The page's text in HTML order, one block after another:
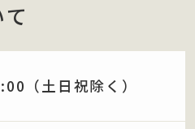
（土日祝除く）